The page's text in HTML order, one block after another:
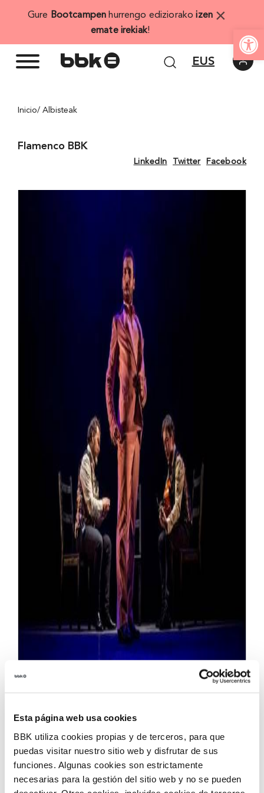
Esta página web usa cookies
BBK utiliza cookies propias y de terceros, para que
puedas visitar nuestro sitio web y disfrutar de sus
funciones. Algunas cookies son estrictamente
necesarias para la gestión del sitio web y no se pueden
Gure Bootcampen hurrengo ediziorakoizen
emate irekiak!
×
EUS
Inicio/ Albisteak
Flamenco BBK
LinkedIn Twitter Facebook
que se celebrará entre los meses de marzo y junio.
Fiel a su apuesta por la calidad y la diversidad de
sus intérpretes, la edición número 17 de Flamenco
BBK acogerá cuatro espectáculos protagonizados
por figuras consolidadas, artistas emergentes y